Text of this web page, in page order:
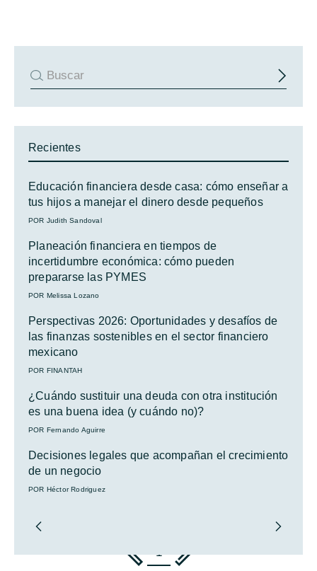
Recientes
Educación financiera desde casa: cómo enseñar a
tus hijos a manejar el dinero desde pequeños
POR Judith Sandoval
Planeación financiera en tiempos de
incertidumbre económica: cómo pueden
prepararse las PYMES
POR Melissa Lozano
Perspectivas 2026: Oportunidades y desafíos de
las finanzas sostenibles en el sector financiero
mexicano
POR FINANTAH
¿Cuándo sustituir una deuda con otra institución
es una buena idea (y cuándo no)?
POR Fernando Aguirre
Decisiones legales que acompañan el crecimiento
de un negocio
POR Héctor Rodriguez
1